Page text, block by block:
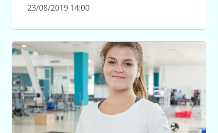
23/08/2019 14:00